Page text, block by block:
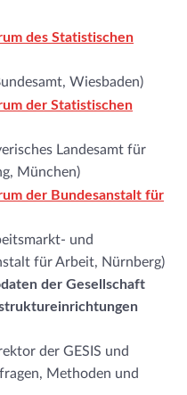
des Statistischen
Wiesbaden)
der Statistischen
Landesamt für
München)
der Bundesanstalt für
und
für Arbeit, Nürnberg)
der Gesellschaft
der GESIS und
Methoden und